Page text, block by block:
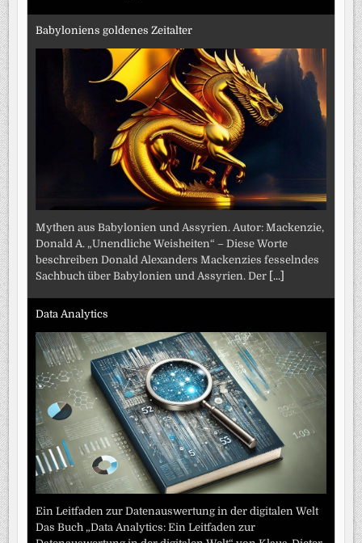
Babyloniens goldenes Zeitalter
Mythen aus Babylonien und Assyrien. Autor: Mackenzie,
Donald A. „Unendliche Weisheiten“ – Diese Worte
beschreiben Donald Alexanders Mackenzies fesselndes
Sachbuch über Babylonien und Assyrien. Der [...]
Data Analytics
Ein Leitfaden zur Datenauswertung in der digitalen Welt
Das Buch „Data Analytics: Ein Leitfaden zur